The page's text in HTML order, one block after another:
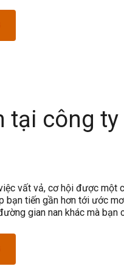
tại công
vất vả, cơ hội được
bạn tiến gần hơn tới ước
gian nan khác mà bạn